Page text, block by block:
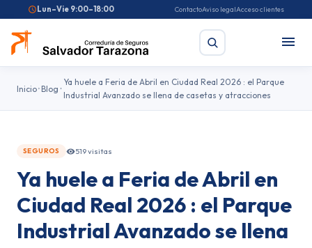
Lun–Vie 9:00–18:00 ContactoAviso legalAcceso clientes
Seguro de salud
Pirotecnia Feriantes Fallas
Inicio Blog
Ya huele a Feria de Abril en Ciudad Real 2026 : el Parque
Industrial Avanzado se llena de casetas y atracciones
SEGUROS 519 visitas
Ya huele a Feria de Abril en
Ciudad Real 2026 : el Parque
Industrial Avanzado se llena